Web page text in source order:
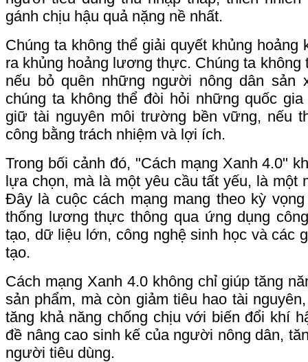
gánh chịu hậu quả nặng nề nhất.
Chúng ta không thể giải quyết khủng hoảng
ra khủng hoảng lương thực. Chúng ta không
nếu bỏ quên những người nông dân sản
chúng ta không thể đòi hỏi những quốc
giữ tài nguyên môi trường bền vững, nếu
công bằng trách nhiệm và lợi ích.
Trong bối cảnh đó, "Cách mạng Xanh 4.0"
lựa chọn, mà là một yêu cầu tất yếu, là một
Đây là cuộc cách mạng mang theo kỳ
thống lương thực thông qua ứng dụng
tạo, dữ liệu lớn, công nghệ sinh học và các
tạo.
Cách mạng Xanh 4.0 không chỉ giúp tăng
sản phẩm, mà còn giảm tiêu hao tài
tăng khả năng chống chịu với biến đổi khí
đề nâng cao sinh kế của người nông dân,
người tiêu dùng.